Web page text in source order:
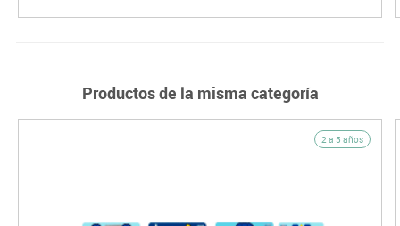
Productos de la misma categoría
2 a 5 años